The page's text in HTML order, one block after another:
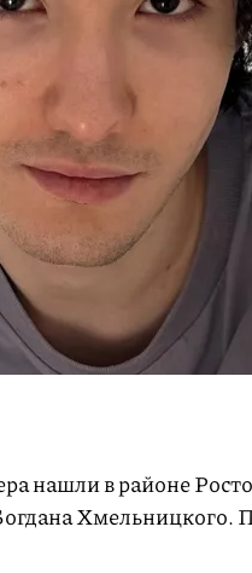
нашли в районе
Хмельницкого.